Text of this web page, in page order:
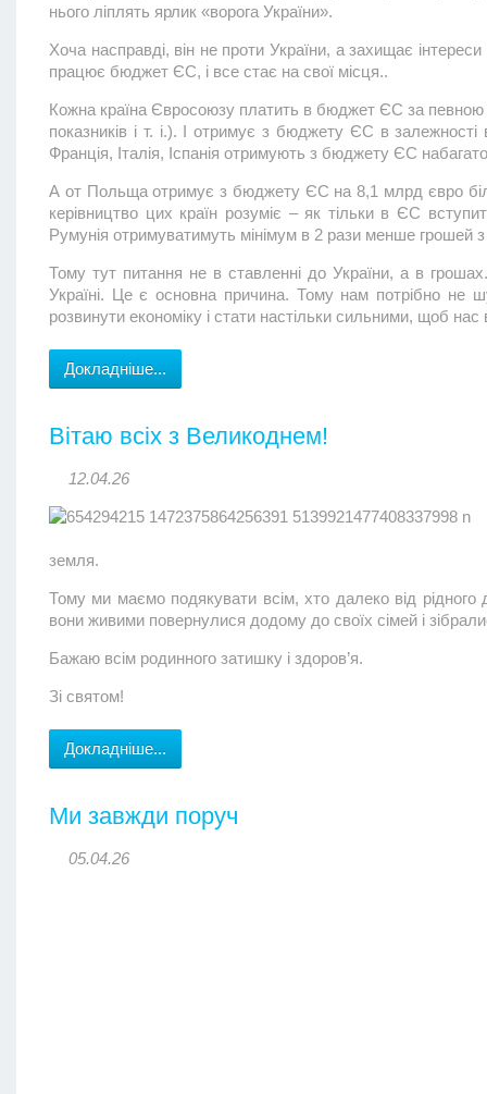
нього ліплять ярлик «ворога України».
Хоча насправді, він не проти України, а захищає
працює бюджет ЄС, і все стає на свої місця..
Кожна країна Євросоюзу платить в бюджет ЄС за
показників і т. і.). І отримує з бюджету ЄС в залежності
Франція, Італія, Іспанія отримують з бюджету ЄС
А от Польща отримує з бюджету ЄС на 8,1 млрд євро
керівництво цих країн розуміє – як тільки в ЄС
Румунія отримуватимуть мінімум в 2 рази менше
Тому тут питання не в ставленні до України, а в
Україні. Це є основна причина. Тому нам потрібно не
розвинути економіку і стати настільки сильними, щоб
Докладніше...
Вітаю всіх з Великоднем!
12.04.26
земля.
Тому ми маємо подякувати всім, хто далеко від
вони живими повернулися додому до своїх сімей і
Бажаю всім родинного затишку і здоров’я.
Зі святом!
Докладніше...
Ми завжди поруч
05.04.26